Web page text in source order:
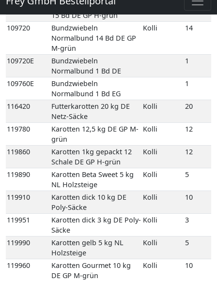
109630
Bundmöhren Normalbund
15 Bd DE GP H-grün
15
109720
Bundzwiebeln
Normalbund 14 Bd DE GP
M-grün
Kolli 14
109720E
Bundzwiebeln
Normalbund 1 Bd DE
1
109760E
Bundzwiebeln
Normalbund 1 Bd EG
1
116420
Futterkarotten 20 kg DE
Netz-Säcke
Kolli 20
119780
Karotten 12,5 kg DE GP M-
grün
Kolli 12
119860
Karotten 1kg gepackt 12
Schale DE GP H-grün
Kolli 12
119890
Karotten Beta Sweet 5 kg
NL Holzsteige
Kolli 5
119910
Karotten dick 10 kg DE
Poly-Säcke
Kolli 10
119951
Karotten dick 3 kg DE Poly-
Säcke
Kolli 3
119990
Karotten gelb 5 kg NL
Holzsteige
Kolli 5
119960
Karotten Gourmet 10 kg
DE GP M-grün
Kolli 10